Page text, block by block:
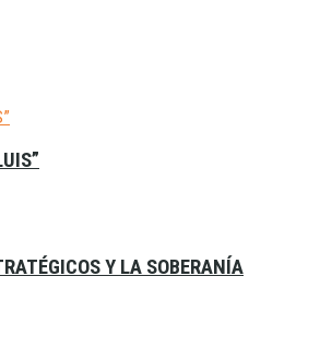
Y LA SOBERANÍA